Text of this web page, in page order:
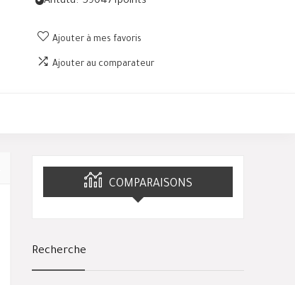
Ajouter à mes favoris
Ajouter au comparateur
COMPARAISONS
Recherche